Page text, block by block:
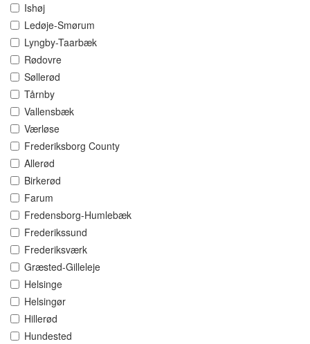
Ishøj
Ledøje-Smørum
Lyngby-Taarbæk
Rødovre
Søllerød
Tårnby
Vallensbæk
Værløse
Frederiksborg County
Allerød
Birkerød
Farum
Fredensborg-Humlebæk
Frederikssund
Frederiksværk
Græsted-Gilleleje
Helsinge
Helsingør
Hillerød
Hundested